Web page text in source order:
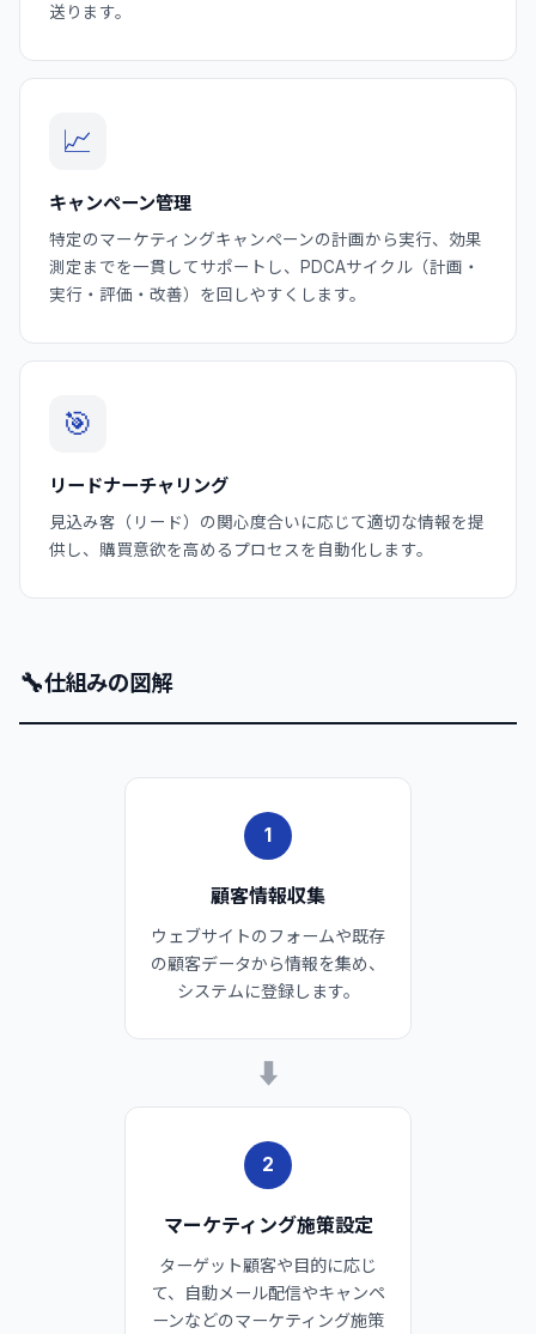
送ります。
📈
キャンペーン管理
特定のマーケティングキャンペーンの計画から実行、効果
測定までを一貫してサポートし、PDCAサイクル（計画・
実行・評価・改善）を回しやすくします。
🎯
リードナーチャリング
見込み客（リード）の関心度合いに応じて適切な情報を提
供し、購買意欲を高めるプロセスを自動化します。
🔧仕組みの図解
1
顧客情報収集
ウェブサイトのフォームや既存
の顧客データから情報を集め、
システムに登録します。
➡
2
マーケティング施策設定
ターゲット顧客や目的に応じ
て、自動メール配信やキャンペ
ーンなどのマーケティング施策